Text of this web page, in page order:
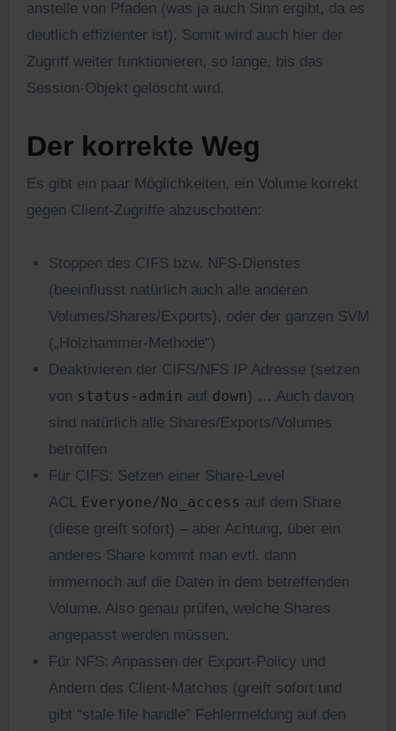
anstelle von Pfaden (was ja auch Sinn ergibt, da es
deutlich effizienter ist). Somit wird auch hier der
Zugriff weiter funktionieren, so lange, bis das
Session-Objekt gelöscht wird.
Der korrekte Weg
Es gibt ein paar Möglichkeiten, ein Volume korrekt
gegen Client-Zugriffe abzuschotten:
Stoppen des CIFS bzw. NFS-Dienstes
(beeinflusst natürlich auch alle anderen
Volumes/Shares/Exports), oder der ganzen SVM
(„Holzhammer-Methode“)
Deaktivieren der CIFS/NFS IP Adresse (setzen
von status-admin auf down) … Auch davon
sind natürlich alle Shares/Exports/Volumes
betroffen
Für CIFS: Setzen einer Share-Level
ACL Everyone/No_access auf dem Share
(diese greift sofort) – aber Achtung, über ein
anderes Share kommt man evtl. dann
immernoch auf die Daten in dem betreffenden
Volume. Also genau prüfen, welche Shares
angepasst werden müssen.
Für NFS: Anpassen der Export-Policy und
Ändern des Client-Matches (greift sofort und
gibt “stale file handle” Fehlermeldung auf den